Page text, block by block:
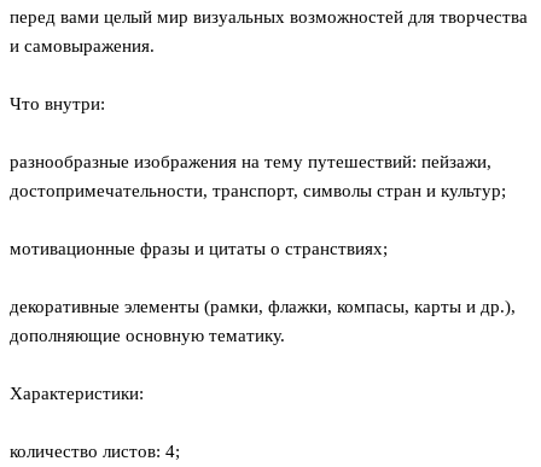
перед вами целый мир визуальных возможностей для творчества
и самовыражения.
Что внутри:
разнообразные изображения на тему путешествий: пейзажи,
достопримечательности, транспорт, символы стран и культур;
мотивационные фразы и цитаты о странствиях;
декоративные элементы (рамки, флажки, компасы, карты и др.),
дополняющие основную тематику.
Характеристики:
количество листов: 4;